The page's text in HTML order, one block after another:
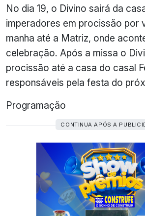
No dia 19, o Divino sairá da
imperadores em procissão por
manha até a Matriz, onde
celebração. Após a missa o
procissão até a casa do casal
responsáveis pela festa do
Programação
CONTINUA APÓS A